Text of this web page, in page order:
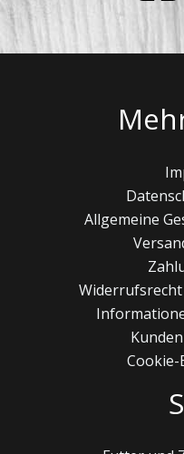
Allgemeine